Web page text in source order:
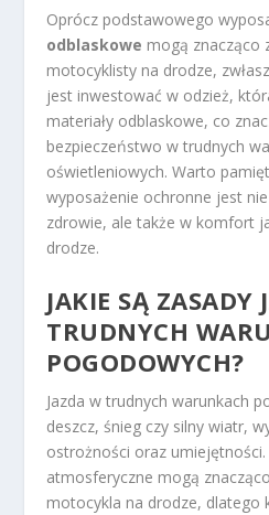
Oprócz podstawowego
odblaskowe mogą znacząco
motocyklisty na drodze,
jest inwestować w odzież,
materiały odblaskowe, co
bezpieczeństwo w trudnych
oświetleniowych. Warto
wyposażenie ochronne jest
zdrowie, ale także w komfort
drodze.
JAKIE SĄ ZASADY
TRUDNYCH
POGODOWYCH?
Jazda w trudnych warunkach
deszcz, śnieg czy silny wiatr,
ostrożności oraz umiejętności.
atmosferyczne mogą
motocykla na drodze, dlatego